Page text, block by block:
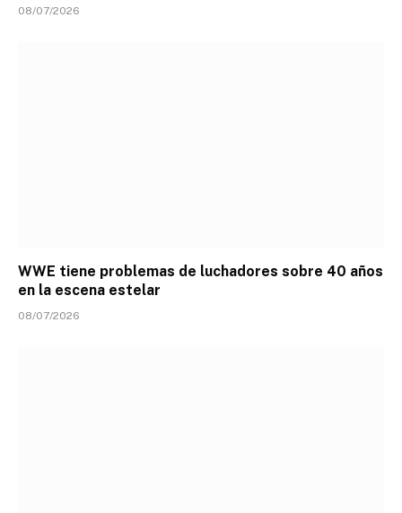
08/07/2026
WWE tiene problemas de luchadores sobre 40 años
en la escena estelar
08/07/2026